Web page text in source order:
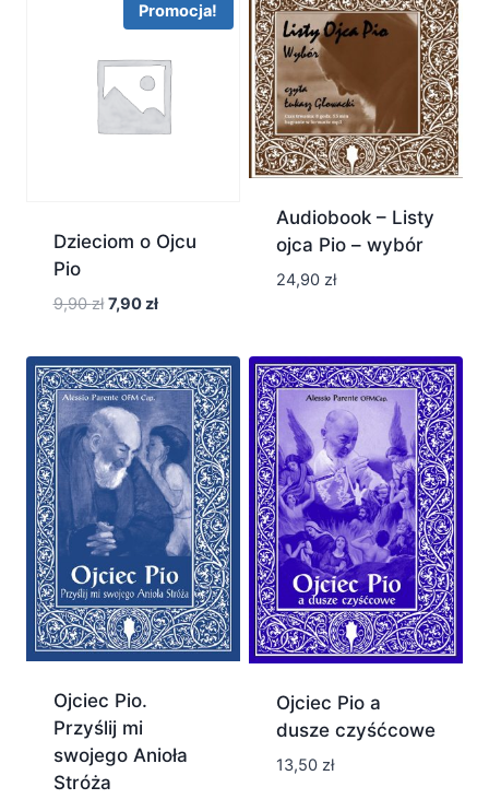
Promocja!
Dzieciom o Ojcu
Pio
9,90zł Pierwotna
wynosiła:
9,90 zł.
7,90złAktualna
wynosi:
7,90 zł.
Audiobook – Listy
ojca Pio – wybór
24,90 zł
Ojciec Pio.
Przyślij mi
swojego Anioła
Stróża
Ojciec Pio a
dusze czyśćcowe
13,50 zł